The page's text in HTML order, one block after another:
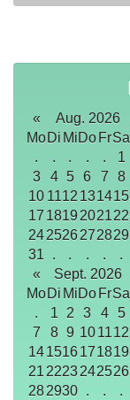
« Aug. 2026
MoDi MiDo FrSa
.
. . . . 1
3
4 5 6 7 8
10 1112 131415
17 1819 202122
242526272829
31
. . . . .
«
Sept. 2026
MoDi MiDo FrSa
.
1 2 3 4 5
7
8 9 10 1112
141516171819
21 2223242526
282930 . . .